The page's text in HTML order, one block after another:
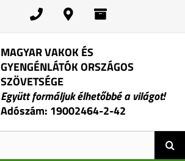
MAGYAR VAKOK ÉS
GYENGÉNLÁTÓK ORSZÁGOS
SZÖVETSÉGE
Együtt formáljuk élhetőbbé a világot!
Adószám: 19002464-2-42